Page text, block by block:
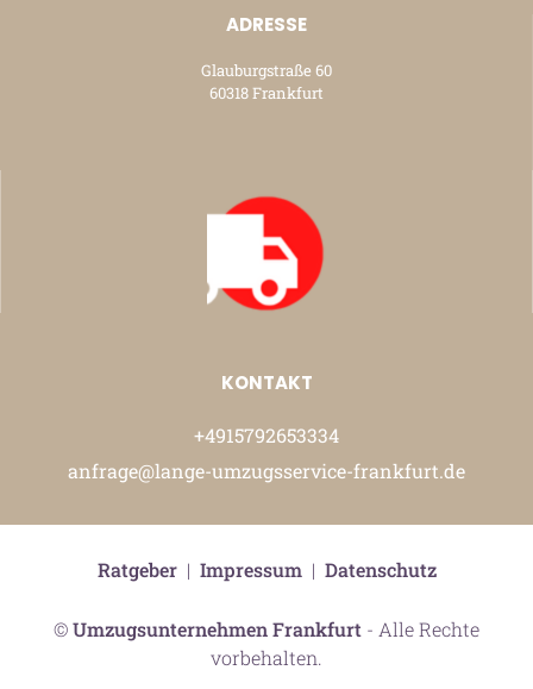
ADRESSE
Glauburgstraße 60
60318 Frankfurt
KONTAKT
+4915792653334
anfrage@lange-umzugsservice-frankfurt.de
©Umzugsunternehmen Frankfurt - Alle Rechte
vorbehalten.
Ratgeber| Impressum| Datenschutz